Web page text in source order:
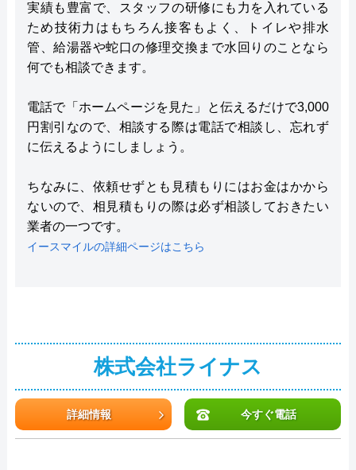
実績も豊富で、スタッフの研修にも力を入れている
ため技術力はもちろん接客もよく、トイレや排水
管、給湯器や蛇口の修理交換まで水回りのことなら
何でも相談できます。
電話で「ホームページを見た」と伝えるだけで3,000
円割引なので、相談する際は電話で相談し、忘れず
に伝えるようにしましょう。
ちなみに、依頼せずとも見積もりにはお金はかから
ないので、相見積もりの際は必ず相談しておきたい
業者の一つです。
イースマイルの詳細ページはこちら
株式会社ライナス
詳細情報 今すぐ電話